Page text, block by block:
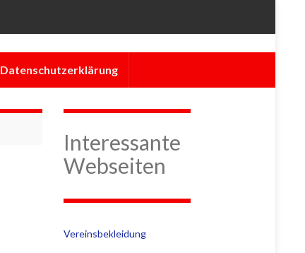
Datenschutzerklärung
Interessante
Webseiten
Vereinsbekleidung